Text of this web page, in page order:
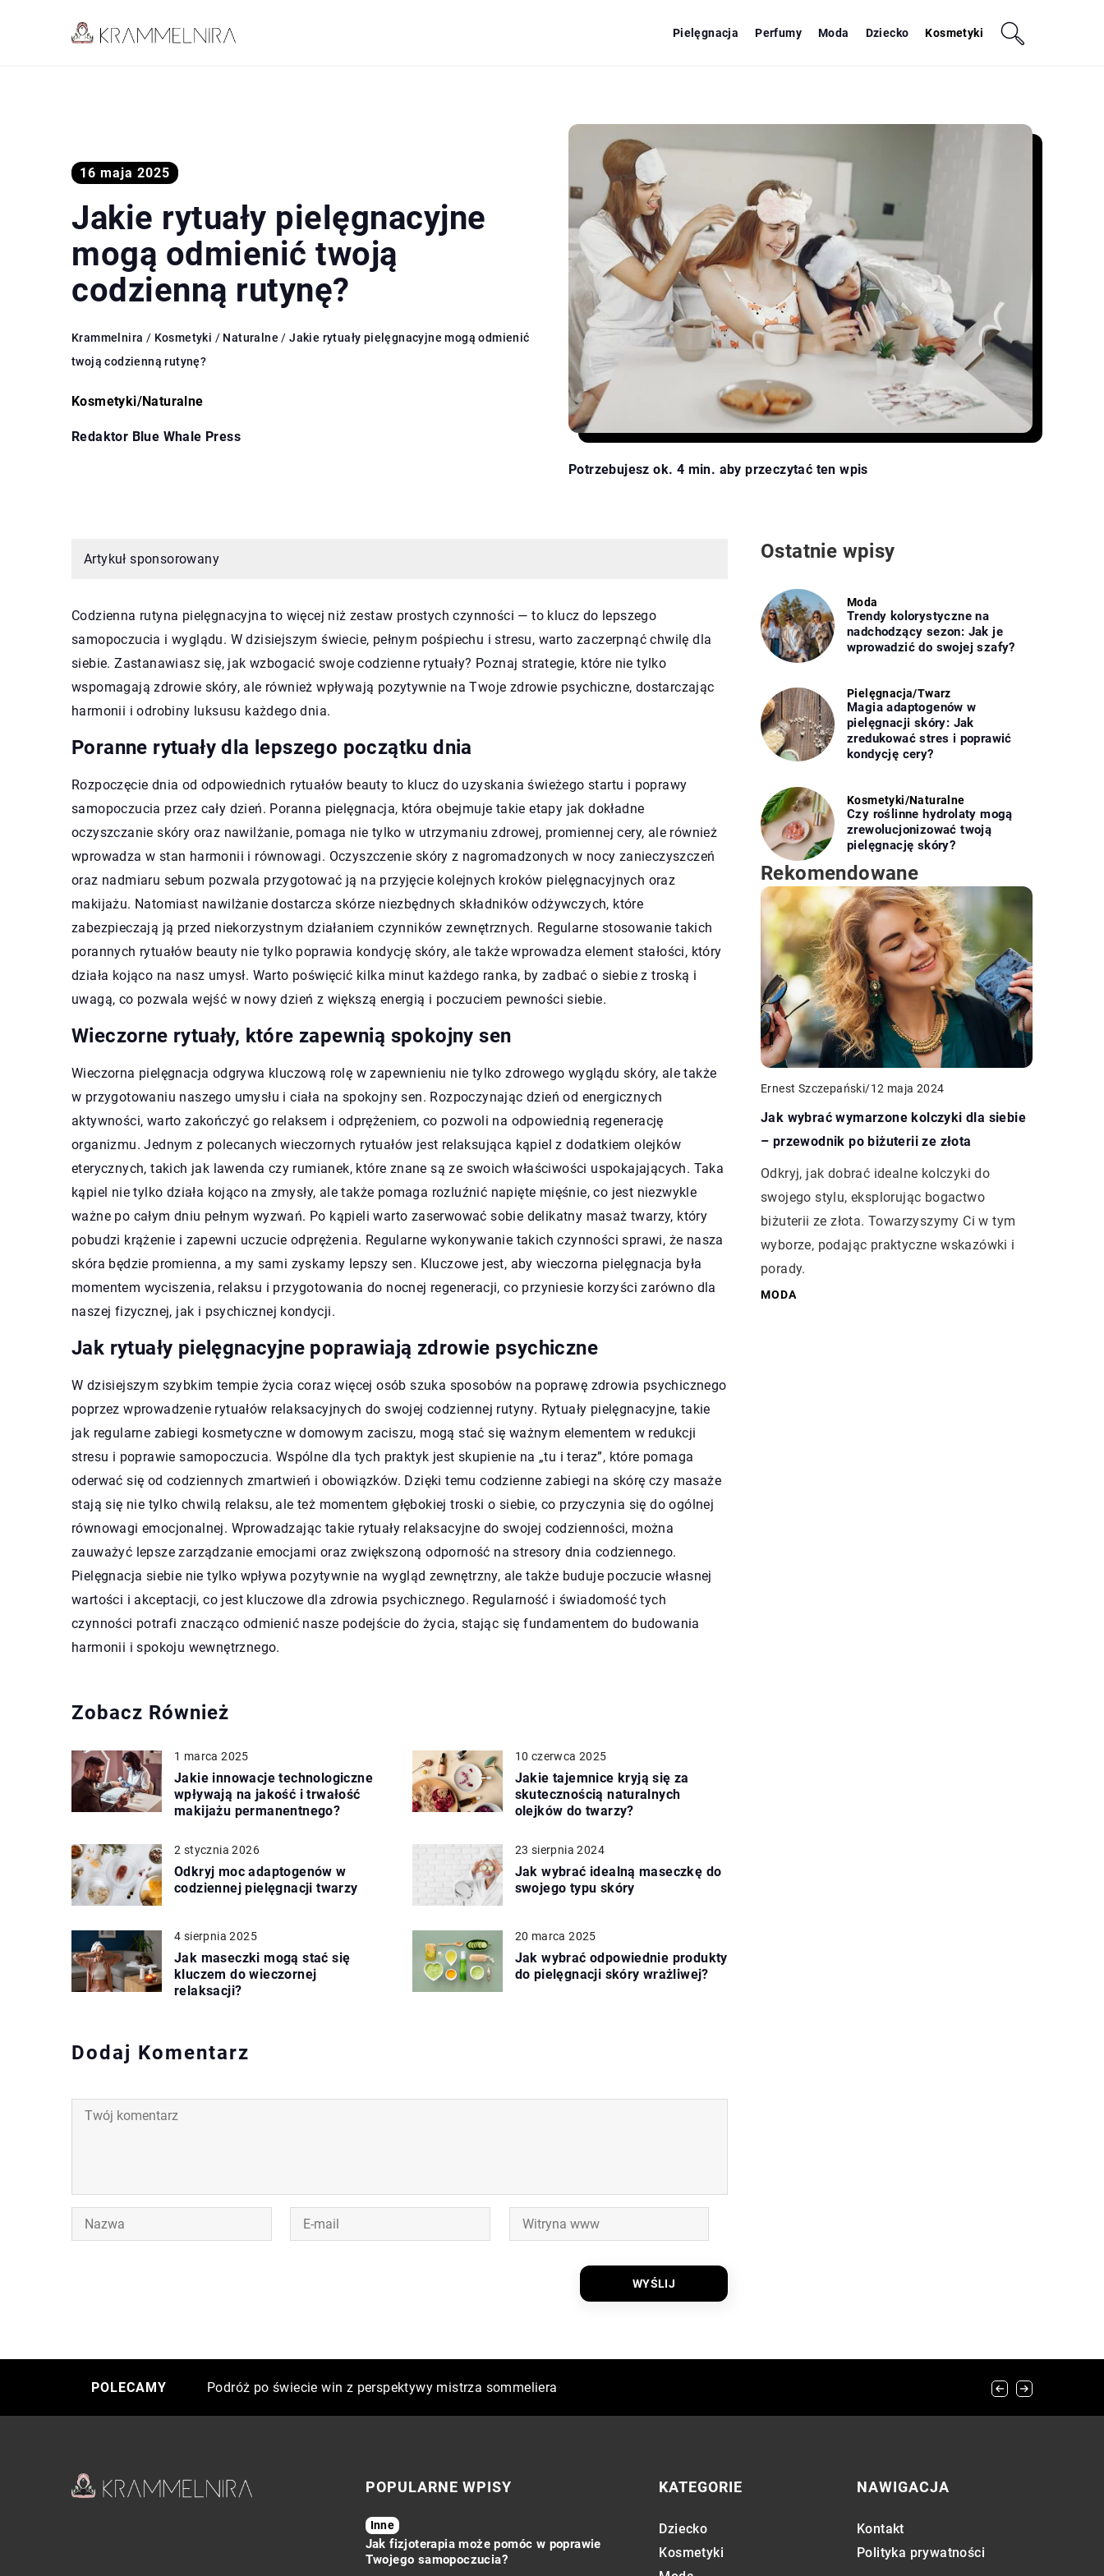
Pielęgnacja Perfumy Moda Dziecko Kosmetyki
16 maja 2025
Jakie rytuały pielęgnacyjne
mogą odmienić twoją
codzienną rutynę?
Krammelnira / Kosmetyki / Naturalne /Jakie rytuały pielęgnacyjne mogą odmienić
twoją codzienną rutynę?
Kosmetyki/Naturalne
Redaktor Blue Whale Press
Potrzebujesz ok. 4 min. aby przeczytać ten wpis
Artykuł sponsorowany
Codzienna rutyna pielęgnacyjna to więcej niż zestaw prostych czynności — to klucz do lepszego
samopoczucia i wyglądu. W dzisiejszym świecie, pełnym pośpiechu i stresu, warto zaczerpnąć chwilę dla
siebie. Zastanawiasz się, jak wzbogacić swoje codzienne rytuały? Poznaj strategie, które nie tylko
wspomagają zdrowie skóry, ale również wpływają pozytywnie na Twoje zdrowie psychiczne, dostarczając
harmonii i odrobiny luksusu każdego dnia.
Poranne rytuały dla lepszego początku dnia
Rozpoczęcie dnia od odpowiednich rytuałów beauty to klucz do uzyskania świeżego startu i poprawy
samopoczucia przez cały dzień. Poranna pielęgnacja, która obejmuje takie etapy jak dokładne
oczyszczanie skóry oraz nawilżanie, pomaga nie tylko w utrzymaniu zdrowej, promiennej cery, ale również
wprowadza w stan harmonii i równowagi. Oczyszczenie skóry z nagromadzonych w nocy zanieczyszczeń
oraz nadmiaru sebum pozwala przygotować ją na przyjęcie kolejnych kroków pielęgnacyjnych oraz
makijażu. Natomiast nawilżanie dostarcza skórze niezbędnych składników odżywczych, które
zabezpieczają ją przed niekorzystnym działaniem czynników zewnętrznych. Regularne stosowanie takich
porannych rytuałów beauty nie tylko poprawia kondycję skóry, ale także wprowadza element stałości, który
działa kojąco na nasz umysł. Warto poświęcić kilka minut każdego ranka, by zadbać o siebie z troską i
uwagą, co pozwala wejść w nowy dzień z większą energią i poczuciem pewności siebie.
Wieczorne rytuały, które zapewnią spokojny sen
Wieczorna pielęgnacja odgrywa kluczową rolę w zapewnieniu nie tylko zdrowego wyglądu skóry, ale także
w przygotowaniu naszego umysłu i ciała na spokojny sen. Rozpoczynając dzień od energicznych
aktywności, warto zakończyć go relaksem i odprężeniem, co pozwoli na odpowiednią regenerację
organizmu. Jednym z polecanych wieczornych rytuałów jest relaksująca kąpiel z dodatkiem olejków
eterycznych, takich jak lawenda czy rumianek, które znane są ze swoich właściwości uspokajających. Taka
kąpiel nie tylko działa kojąco na zmysły, ale także pomaga rozluźnić napięte mięśnie, co jest niezwykle
ważne po całym dniu pełnym wyzwań. Po kąpieli warto zaserwować sobie delikatny masaż twarzy, który
pobudzi krążenie i zapewni uczucie odprężenia. Regularne wykonywanie takich czynności sprawi, że nasza
skóra będzie promienna, a my sami zyskamy lepszy sen. Kluczowe jest, aby wieczorna pielęgnacja była
momentem wyciszenia, relaksu i przygotowania do nocnej regeneracji, co przyniesie korzyści zarówno dla
naszej fizycznej, jak i psychicznej kondycji.
Jak rytuały pielęgnacyjne poprawiają zdrowie psychiczne
W dzisiejszym szybkim tempie życia coraz więcej osób szuka sposobów na poprawę zdrowia psychicznego
poprzez wprowadzenie rytuałów relaksacyjnych do swojej codziennej rutyny. Rytuały pielęgnacyjne, takie
jak regularne zabiegi kosmetyczne w domowym zaciszu, mogą stać się ważnym elementem w redukcji
stresu i poprawie samopoczucia. Wspólne dla tych praktyk jest skupienie na „tu i teraz”, które pomaga
oderwać się od codziennych zmartwień i obowiązków. Dzięki temu codzienne zabiegi na skórę czy masaże
stają się nie tylko chwilą relaksu, ale też momentem głębokiej troski o siebie, co przyczynia się do ogólnej
równowagi emocjonalnej. Wprowadzając takie rytuały relaksacyjne do swojej codzienności, można
zauważyć lepsze zarządzanie emocjami oraz zwiększoną odporność na stresory dnia codziennego.
Pielęgnacja siebie nie tylko wpływa pozytywnie na wygląd zewnętrzny, ale także buduje poczucie własnej
wartości i akceptacji, co jest kluczowe dla zdrowia psychicznego. Regularność i świadomość tych
czynności potrafi znacząco odmienić nasze podejście do życia, stając się fundamentem do budowania
harmonii i spokoju wewnętrznego.
Zobacz Również
1 marca 2025
Jakie innowacje technologiczne
wpływają na jakość i trwałość
makijażu permanentnego?
10 czerwca 2025
Jakie tajemnice kryją się za
skutecznością naturalnych
olejków do twarzy?
2 stycznia 2026
Odkryj moc adaptogenów w
codziennej pielęgnacji twarzy
23 sierpnia 2024
Jak wybrać idealną maseczkę do
swojego typu skóry
4 sierpnia 2025
Jak maseczki mogą stać się
kluczem do wieczornej
relaksacji?
20 marca 2025
Jak wybrać odpowiednie produkty
do pielęgnacji skóry wrażliwej?
Dodaj Komentarz
Ostatnie wpisy
Moda
Trendy kolorystyczne na
nadchodzący sezon: Jak je
wprowadzić do swojej szafy?
Pielęgnacja/Twarz
Magia adaptogenów w
pielęgnacji skóry: Jak
zredukować stres i poprawić
kondycję cery?
Kosmetyki/Naturalne
Czy roślinne hydrolaty mogą
zrewolucjonizować twoją
pielęgnację skóry?
Rekomendowane
Ernest Szczepański/12 maja 2024
Jak wybrać wymarzone kolczyki dla siebie
– przewodnik po biżuterii ze złota
Odkryj, jak dobrać idealne kolczyki do
swojego stylu, eksplorując bogactwo
biżuterii ze złota. Towarzyszymy Ci w tym
wyborze, podając praktyczne wskazówki i
porady.
MODA
POLECAMY Jak wybrać idealną kurtkę na zmieniające się pory roku?
Podróż po świecie win z perspektywy mistrza sommeliera
Jak dobrze wyglądać i czuć się komfortowo w butach na wysokim obcasie?
POPULARNE WPISY
Inne
Jak fizjoterapia może pomóc w poprawie
Twojego samopoczucia?
KATEGORIE
Dziecko
Kosmetyki
NAWIGACJA
Kontakt
Polityka prywatności